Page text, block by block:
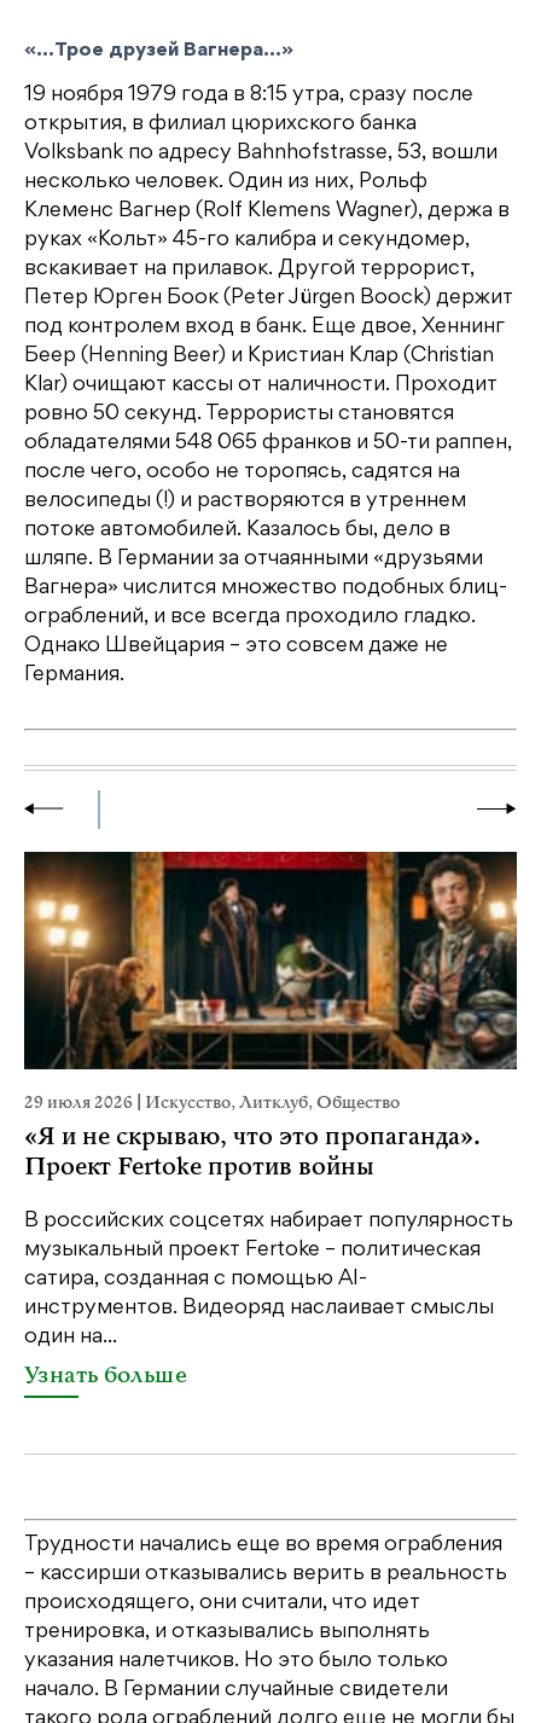
«…Трое друзей Вагнера…»
19 ноября 1979 года в 8:15 утра, сразу после
открытия, в филиал цюрихского банка
Volksbank по адресу Bahnhofstrasse, 53, вошли
несколько человек. Один из них, Рольф
Клеменс Вагнер (Rolf Klemens Wagner), держа в
руках «Кольт» 45-го калибра и секундомер,
вскакивает на прилавок. Другой террорист,
Петер Юрген Боок (Peter Jürgen Boock) держит
под контролем вход в банк. Еще двое, Хеннинг
Беер (Henning Beer) и Кристиан Клар (Christian
Klar) очищают кассы от наличности. Проходит
ровно 50 секунд. Террористы становятся
обладателями 548 065 франков и 50-ти раппен,
после чего, особо не торопясь, садятся на
велосипеды (!) и растворяются в утреннем
потоке автомобилей. Казалось бы, дело в
шляпе. В Германии за отчаянными «друзьями
Вагнера» числится множество подобных блиц-
ограблений, и все всегда проходило гладко.
Однако Швейцария – это совсем даже не
Германия.
29 июля 2026 Искусство,Литклуб,Общество
«Я и не скрываю, что это пропаганда».
Проект Fertoke против войны
В российских соцсетях набирает популярность
музыкальный проект Fertoke – политическая
сатира, созданная с помощью AI-
инструментов. Видеоряд наслаивает смыслы
один на...
Узнать больше
Трудности начались еще во время ограбления
– кассирши отказывались верить в реальность
происходящего, они считали, что идет
тренировка, и отказывались выполнять
указания налетчиков. Но это было только
начало. В Германии случайные свидетели